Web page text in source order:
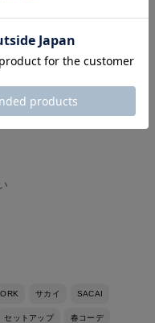
サカイ SACAI
セットアップ 春コーデ